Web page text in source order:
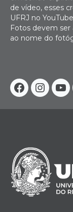
Facebook
de vídeo, esses
UFRJ no
Fotos devem ser
ao nome do